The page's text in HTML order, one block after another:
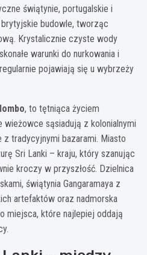
świątynie, portugalskie i
budowle, tworząc
Krystalicznie czyste wody
warunki do nurkowania i
pojawiają się u wybrzeży
, to tętniąca życiem
sąsiadują z kolonialnymi
z tradycyjnymi bazarami. Miasto
Sri Lanki – kraju, który szanując
kroczy w przyszłość. Dzielnica
świątynia Gangaramaya z
artefaktów oraz nadmorska
miejsca, które najlepiej oddają